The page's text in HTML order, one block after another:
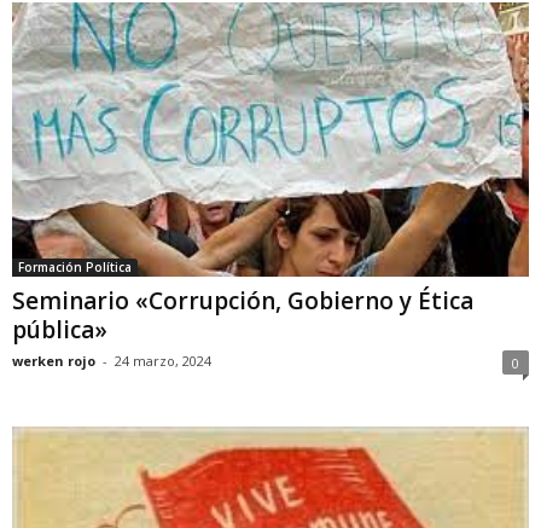
Formación Política
Seminario «Corrupción, Gobierno y Ética
pública»
werken rojo - 24 marzo, 2024 0